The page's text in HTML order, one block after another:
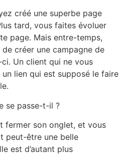
créé une superbe page
tard, vous faites évoluer
page. Mais entre-temps,
créer une campagne de
Un client qui ne vous
lien qui est supposé le faire
se passe-t-il ?
fermer son onglet, et vous
peut-être une belle
est d’autant plus